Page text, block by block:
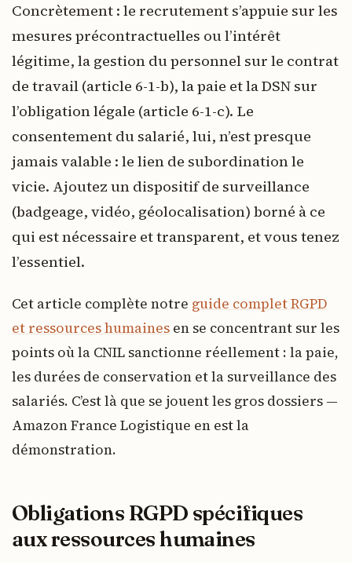
Concrètement : le recrutement s’appuie sur les
mesures précontractuelles ou l’intérêt
légitime, la gestion du personnel sur le contrat
de travail (article 6-1-b), la paie et la DSN sur
l’obligation légale (article 6-1-c). Le
consentement du salarié, lui, n’est presque
jamais valable : le lien de subordination le
vicie. Ajoutez un dispositif de surveillance
(badgeage, vidéo, géolocalisation) borné à ce
qui est nécessaire et transparent, et vous tenez
l’essentiel.
Cet article complète notre guide complet RGPD
et ressources humaines en se concentrant sur les
points où la CNIL sanctionne réellement : la paie,
les durées de conservation et la surveillance des
salariés. C’est là que se jouent les gros dossiers —
Amazon France Logistique en est la
démonstration.
Obligations RGPD spécifiques
aux ressources humaines